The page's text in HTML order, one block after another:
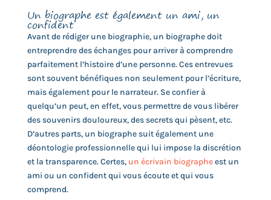
Un biographe est également un ami, un
confident
Avant de rédiger une biographie, un biographe doit
entreprendre des échanges pour arriver à comprendre
parfaitement l’histoire d’une personne. Ces entrevues
sont souvent bénéfiques non seulement pour l’écriture,
mais également pour le narrateur. Se confier à
quelqu’un peut, en effet, vous permettre de vous libérer
des souvenirs douloureux, des secrets qui pèsent, etc.
D’autres parts, un biographe suit également une
déontologie professionnelle qui lui impose la discrétion
et la transparence. Certes, un écrivain biographeest un
ami ou un confident qui vous écoute et qui vous
comprend.